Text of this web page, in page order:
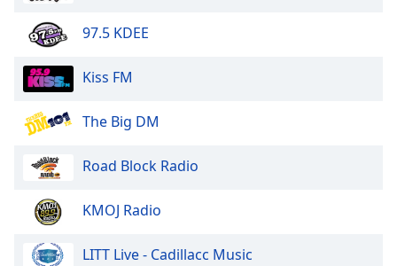
97.5 KDEE
Kiss FM
The Big DM
Road Block Radio
KMOJ Radio
LITT Live - Cadillacc Music